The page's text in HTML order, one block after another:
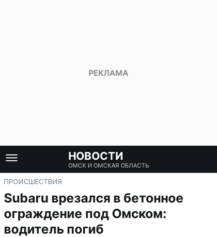
НОВОСТИ
ОМСК И ОМСКАЯ ОБЛАСТЬ
ПРОИСШЕСТВИЯ
Subaru врезался в бетонное
ограждение под Омском:
водитель погиб